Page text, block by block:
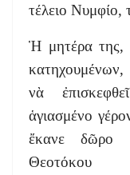
τέλειο Νυμφίο,
Ἡ μητέρα της,
νὰ
ἁγιασμένο
ἔκανε δῶρο
Θεοτόκου